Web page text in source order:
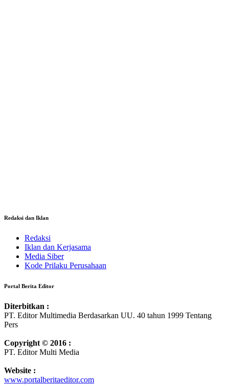
Redaksi dan Iklan
Redaksi
Iklan dan Kerjasama
Media Siber
Kode Prilaku Perusahaan
Portal Berita Editor
Diterbitkan :
PT. Editor Multimedia Berdasarkan UU. 40 tahun 1999 Tentang
Pers
Copyright © 2016 :
PT. Editor Multi Media
Website :
www.portalberitaeditor.com